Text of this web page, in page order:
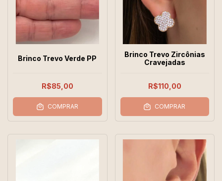
Brinco Trevo Verde PP
R$85,00
COMPRAR
Brinco Trevo Zircônias
Cravejadas
R$110,00
COMPRAR